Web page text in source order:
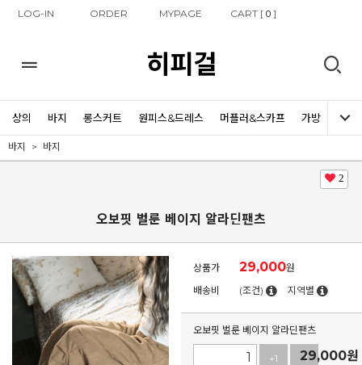
LOG-IN ORDER MYPAGE CART [0 ]
히피걸
상의 바지 롱스커트 원피스&드레스 머플러&스카프 가방 신발
바지 바지
2
오보핏 벌룬 베이지 알라딘팬츠
상품가 29,000원
배송비
(조건) 지역별
오보핏 벌룬 베이지 알라딘팬츠
+1 -1
29,000원